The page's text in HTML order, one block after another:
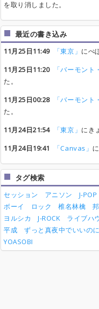
を取り消しました。
最近の書き込み
11月25日11:49 「東京」 にぺ
11月25日11:20
「バーモント
た。
11月25日00:28
「バーモント
た。
11月24日21:54
「東京」 にき
11月24日19:41
「Canvas」
タグ検索
セッション アニソン J-POP
ボーイ
ロック 椎名林檎
ヨルシカ
J-ROCK ライブハ
平成
ずっと真夜中でいいのに
YOASOBI